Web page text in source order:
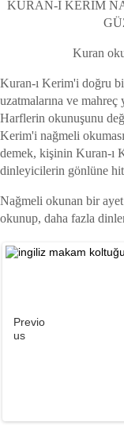
KURAN-I KERİM
Kuran
Kuran-ı Kerim'i doğru
uzatmalarına ve
Harflerin okunuşunu
Kerim'i nağmeli
demek, kişinin Kuran-ı
dinleyicilerin gönlüne
Nağmeli okunan bir
okunup, daha fazla
Previo
us